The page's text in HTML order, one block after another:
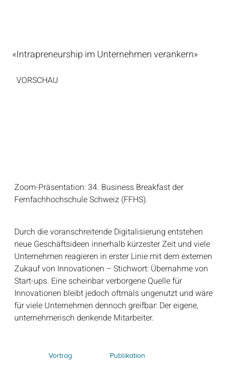
Vortrag
«Intrapreneurship im Unternehmen verankern»
Zoom-Präsentation: 34. Business Breakfast der
Fernfachhochschule Schweiz (FFHS).
Durch die voranschreitende Digitalisierung entstehen
neue Geschäftsideen innerhalb kürzester Zeit und viele
Unternehmen reagieren in erster Linie mit dem externen
Zukauf von Innovationen – Stichwort: Übernahme von
Start-ups. Eine scheinbar verborgene Quelle für
Innovationen bleibt jedoch oftmals ungenutzt und wäre
für viele Unternehmen dennoch greifbar: Der eigene,
unternehmerisch denkende Mitarbeiter.
VORSCHAU
Publikation